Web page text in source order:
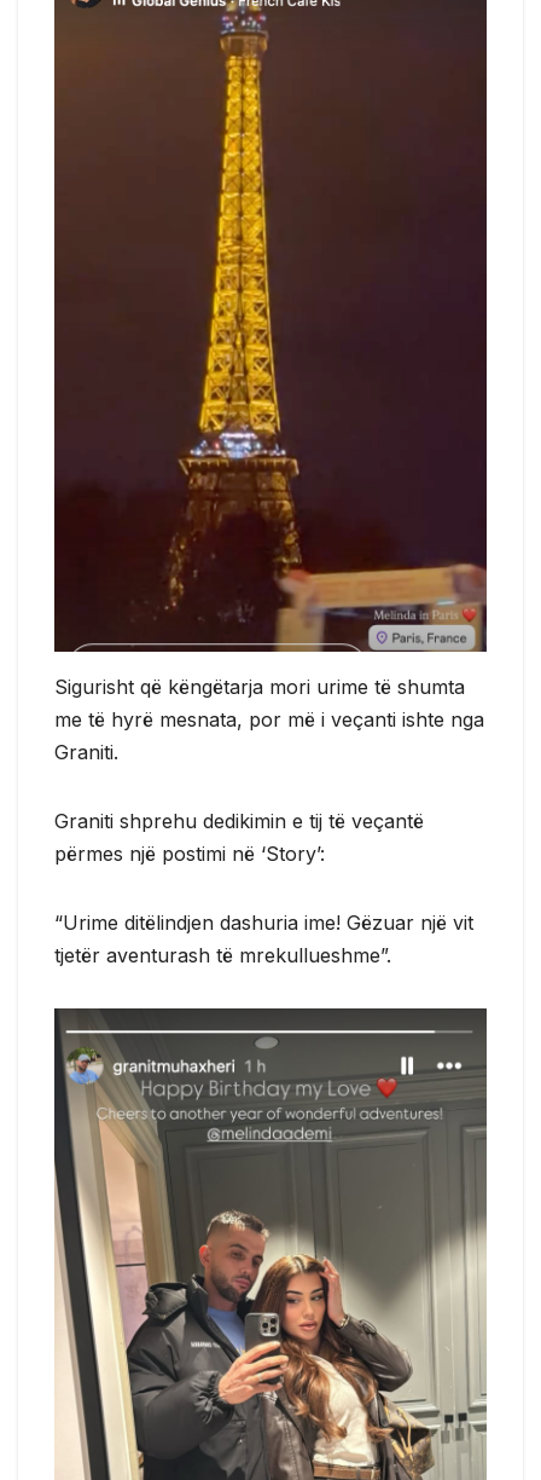
Sigurisht që këngëtarja mori urime të shumta
me të hyrë mesnata, por më i veçanti ishte nga
Graniti.
Graniti shprehu dedikimin e tij të veçantë
përmes një postimi në ‘Story’:
“Urime ditëlindjen dashuria ime! Gëzuar një vit
tjetër aventurash të mrekullueshme”.